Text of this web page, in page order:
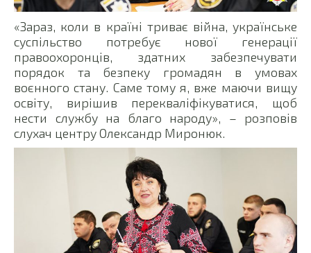
«Зараз, коли в країні триває війна, українське
суспільство потребує нової генерації
правоохоронців, здатних забезпечувати
порядок та безпеку громадян в умовах
воєнного стану. Саме тому я, вже маючи вищу
освіту, вирішив перекваліфікуватися, щоб
нести службу на благо народу», – розповів
слухач центру Олександр Миронюк.